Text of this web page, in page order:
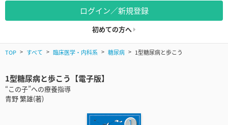
ログイン／新規登録
初めての方へ
TOP すべて 臨床医学・内科系 糖尿病 1型糖尿病と歩こう
1型糖尿病と歩こう【電子版】
“この子”への療養指導
青野 繁雄(著)